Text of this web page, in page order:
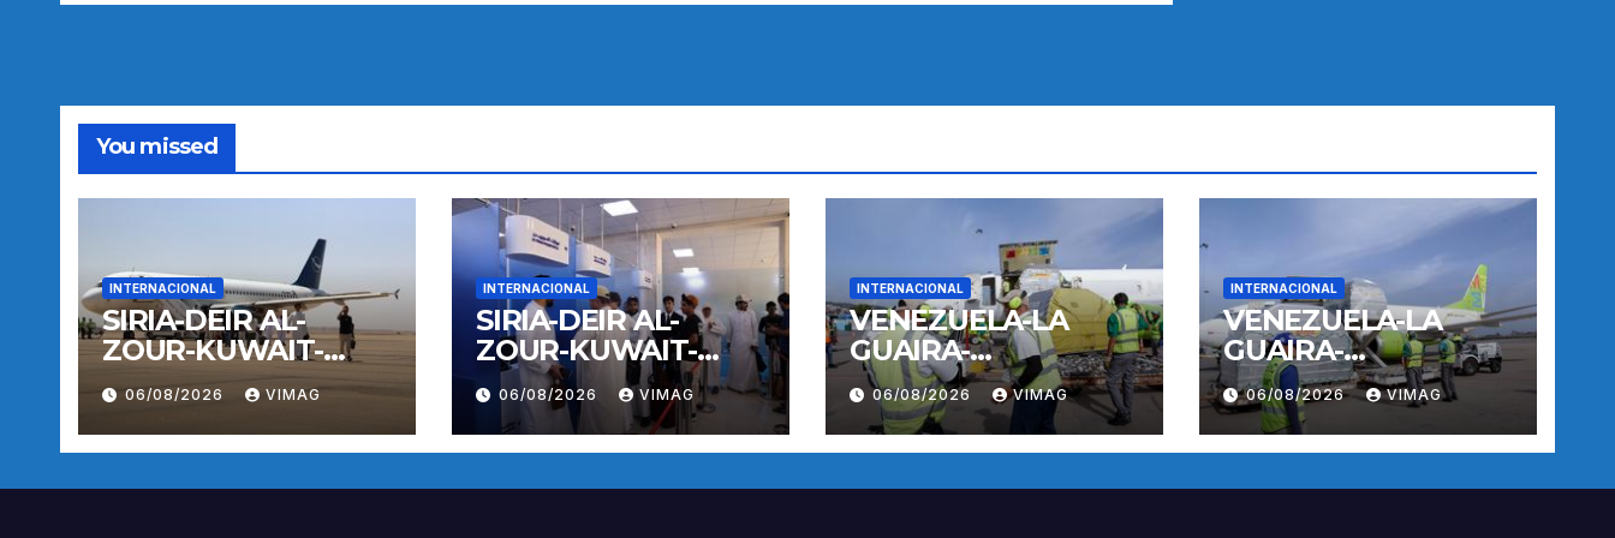
You missed
INTERNACIONAL
SIRIA-DEIR AL-
ZOUR-KUWAIT-
VUELO
06/08/2026 VIMAG
INTERNACIONAL
SIRIA-DEIR AL-
ZOUR-KUWAIT-
VUELO
06/08/2026 VIMAG
INTERNACIONAL
VENEZUELA-LA
GUAIRA-
TERREMOTOS-
OPERACIONES
AEREAS
06/08/2026 VIMAG
INTERNACIONAL
VENEZUELA-LA
GUAIRA-
TERREMOTOS-
OPERACIONES
AEREAS
06/08/2026 VIMAG